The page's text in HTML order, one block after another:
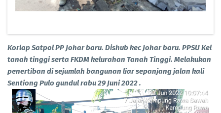
Korlap Satpol PP Johar baru. Dishub kec Johar baru. PPSU Kel
tanah tinggi serta FKDM kelurahan Tanah Tinggi. Melakukan
penertiban di sejumlah bangunan liar sepanjang jalan kali
Sentiong Pulo gundul rabu 29 Juni 2022 .